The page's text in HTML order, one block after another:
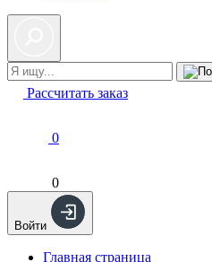
Рассчитать заказ
0
0
Войти
Главная страница